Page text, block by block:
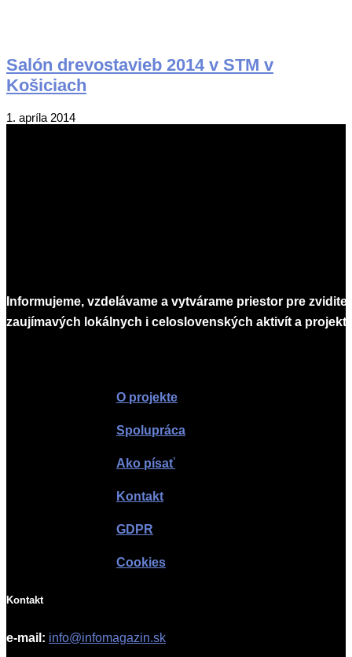
Salón drevostavieb 2014 v STM v
Košiciach
2014-
1. apríla 2014
Informujeme, vzdelávame a vytvárame priestor pre
zaujímavých lokálnych i celoslovenských aktivít a
O projekte
Spolupráca
Ako písať
Kontakt
GDPR
Cookies
Kontakt
e-mail: info@infomagazin.sk